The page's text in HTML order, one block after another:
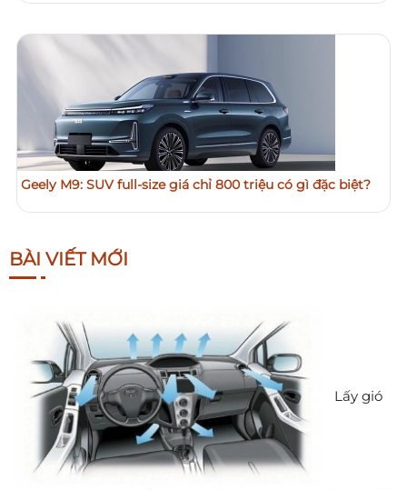
Geely M9: SUV full-size giá chỉ 800 triệu có gì đặc biệt?
BÀI VIẾT MỚI
Lấy gió